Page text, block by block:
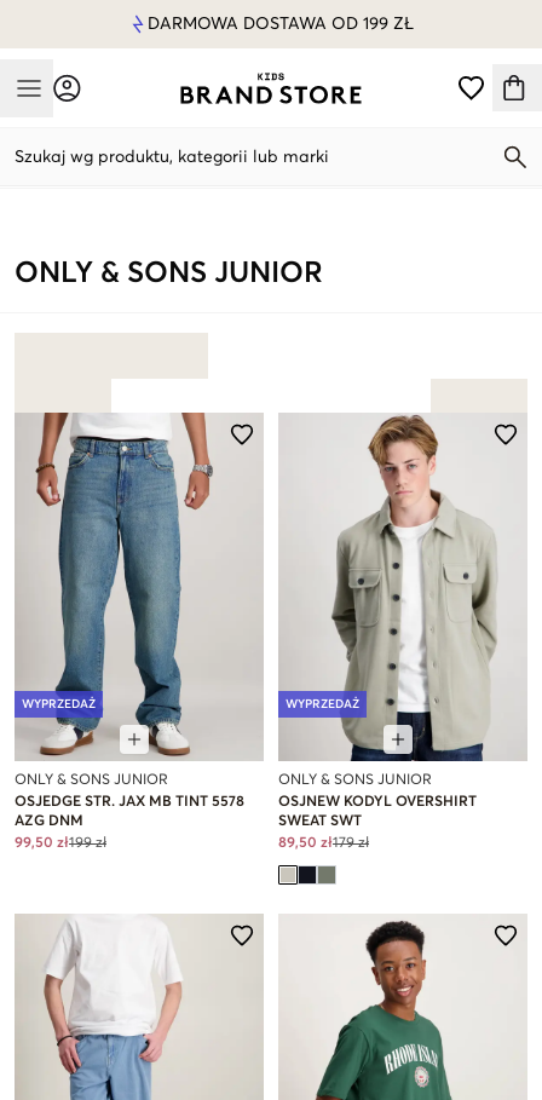
DARMOWA DOSTAWA OD 199 ZŁ
Mobile Menu
Szukaj wg produktu, kategorii lub marki
ONLY & SONS JUNIOR
WYPRZEDAŻ
ONLY & SONS JUNIOR
OSJEDGE STR. JAX MB TINT 5578
AZG DNM
99,50 zł199 zł
WYPRZEDAŻ
ONLY & SONS JUNIOR
OSJNEW KODYL OVERSHIRT
SWEAT SWT
89,50 zł179 zł